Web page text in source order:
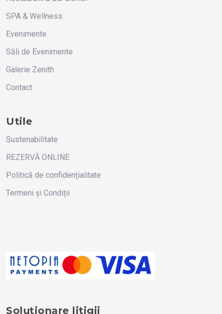
SPA & Wellness
Evenimente
Săli de Evenimente
Galerie Zenith
Contact
Utile
Sustenabilitate
REZERVĂ ONLINE
Politică de confidențialitate
Termeni și Condiții
Soluționare litigii